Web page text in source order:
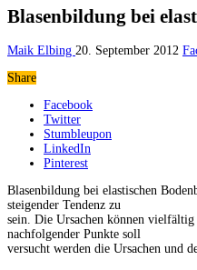
Blasenbildung bei
Maik Elbing 20. September 2012
Share
Facebook
Twitter
Stumbleupon
LinkedIn
Pinterest
Blasenbildung bei elastischen
steigender Tendenz zu
sein. Die Ursachen können
nachfolgender Punkte soll
versucht werden die Ursachen und